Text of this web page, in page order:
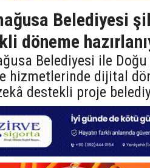
Belediyesi
döneme
Belediyesi ile
hizmetlerinde dijital
destekli proje